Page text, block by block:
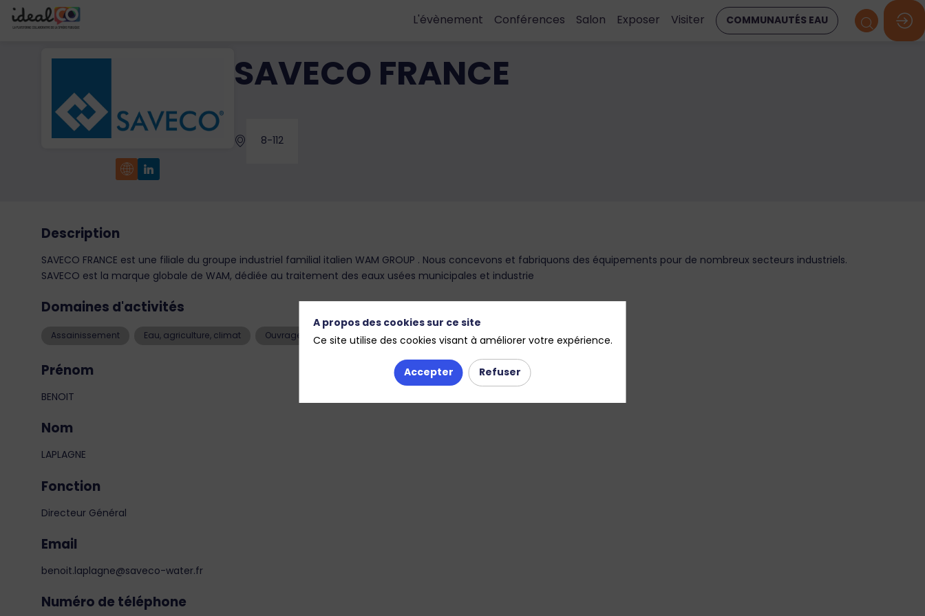
L'évènement Conférences Salon Exposer Visiter COMMUNAUTÉS EAU
SAVECO FRANCE
8-112
Description
SAVECO FRANCE est une filiale du groupe industriel familial italien WAM GROUP . Nous concevons et fabriquons des équipements pour de nombreux secteurs industriels.
SAVECO est la marque globale de WAM, dédiée au traitement des eaux usées municipales et industrie
Domaines d'activités
Assainissement Eau, agriculture, climat Ouvrages et infrastructures Pluvial et aménagement
Prénom
BENOIT
Nom
LAPLAGNE
Fonction
Directeur Général
Email
benoit.laplagne@saveco-water.fr
Numéro de téléphone
A propos des cookies sur ce site
Ce site utilise des cookies visant à améliorer votre expérience.
Accepter Refuser